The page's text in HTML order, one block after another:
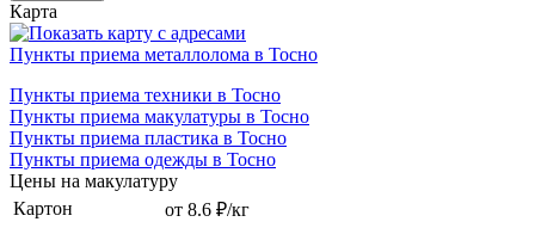
Карта
Пункты приема металлолома в Тосно
Пункты приема техники в Тосно
Пункты приема макулатуры в Тосно
Пункты приема пластика в Тосно
Пункты приема одежды в Тосно
Цены на макулатуру
Картон
от 8.6 ₽/кг